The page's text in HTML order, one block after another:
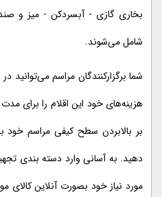
بخاری گازی - آبسردکن - میز و
شامل می‌شوند.
شما برگزار‌کنندگان مراسم
هزینه‌های خود این اقلام را برای مدت
بر بالابردن سطح کیفی مراسم
دهید. به آسانی وارد دسته بندی
مورد نیاز خود بصورت آنلاین کالای